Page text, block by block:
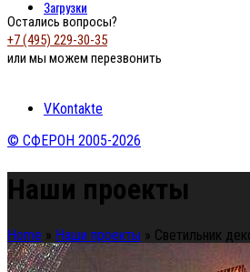
Загрузки
Остались вопросы?
+7 (495) 229-30-35
или мы можем перезвонить
VKontakte
© СФЕРОН 2005-2026
Наши проекты
Home » Наши проекты » Светильник
фойе отеля